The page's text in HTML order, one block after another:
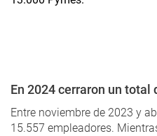
En 2024 cerraron un total
Entre noviembre de 2023 y
15.557 empleadores.